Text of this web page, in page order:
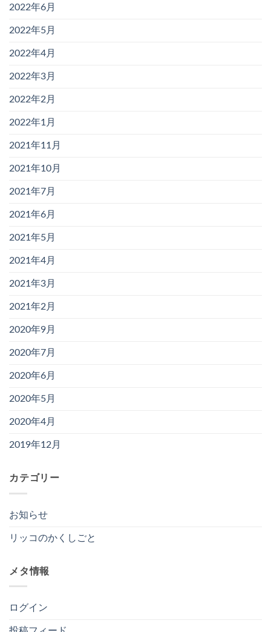
2022年6月
2022年5月
2022年4月
2022年3月
2022年2月
2022年1月
2021年11月
2021年10月
2021年7月
2021年6月
2021年5月
2021年4月
2021年3月
2021年2月
2020年9月
2020年7月
2020年6月
2020年5月
2020年4月
2019年12月
カテゴリー
お知らせ
リッコのかくしごと
メタ情報
ログイン